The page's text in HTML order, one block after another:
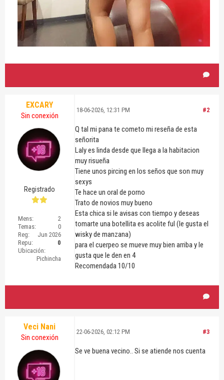
EXCARY
Sin conexión
Registrado
Mens:
2
Temas:
0
Reg:
Jun 2026
Repu:
0
Ubicación:
Pichincha
#2
18-06-2026, 12:31 PM
Q tal mi pana te cometo mi reseña de esta
señorita
Laly es linda desde que llega a la habitacion
muy risueña
Tiene unos pircing en los seños que son muy
sexys
Te hace un oral de porno
Trato de novios muy bueno
Esta chica si le avisas con tiempo y deseas
tomarte una botellita es acolite ful (le gusta el
wisky de manzana)
para el cuerpeo se mueve muy bien arriba y le
gusta que le den en 4
Recomendada 10/10
Veci Nani
Sin conexión
#3
22-06-2026, 02:12 PM
Se ve buena vecino.. Si se atiende nos cuenta